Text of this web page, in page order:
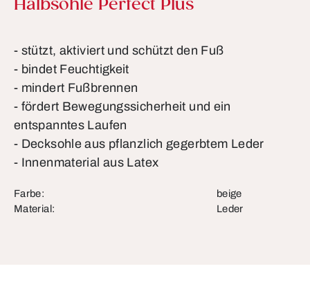
Produktinformationen
Halbsohle Perfect Plus
- stützt, aktiviert und schützt den Fuß
- bindet Feuchtigkeit
- mindert Fußbrennen
- fördert Bewegungssicherheit und ein
entspanntes Laufen
- Decksohle aus pflanzlich gegerbtem Leder
- Innenmaterial aus Latex
Farbe:
beige
Material:
Leder